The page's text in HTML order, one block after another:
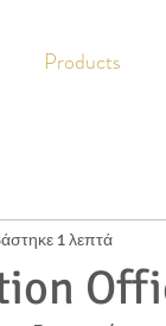
Products
1 λεπτά